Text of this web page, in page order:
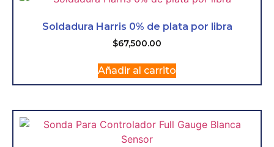
Soldadura Harris 0% de plata por libra
$67,500.00
Añadir al carrito